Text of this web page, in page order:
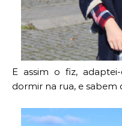
E assim o fiz,
dormir na rua, e sabem